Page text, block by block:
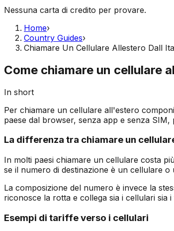
Nessuna carta di credito per provare.
Home›
Country Guides›
Chiamare Un Cellulare Allestero Dall
Come chiamare un cellulare
In short
Per chiamare un cellulare all'estero
paese dal browser, senza app e senza
La differenza tra chiamare un
In molti paesi chiamare un cellulare costa
se il numero di destinazione è un cellulare
La composizione del numero è invece la
riconosce la rotta e collega sia i cellulari sia
Esempi di tariffe verso i cellulari